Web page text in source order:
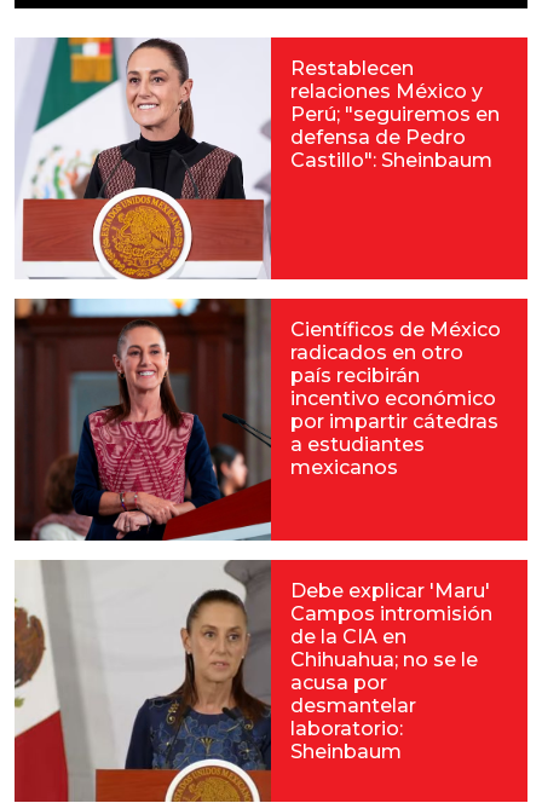
Restablecen
relaciones México y
Perú; "seguiremos en
defensa de Pedro
Castillo": Sheinbaum
Científicos de México
radicados en otro
país recibirán
incentivo económico
por impartir cátedras
a estudiantes
mexicanos
Debe explicar 'Maru'
Campos intromisión
de la CIA en
Chihuahua; no se le
acusa por
desmantelar
laboratorio:
Sheinbaum